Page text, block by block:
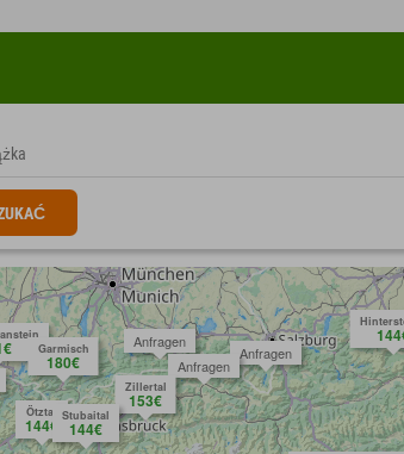
Zillertal
153€
Stubaital
144€
Ötztal
144€
Garmisch
180€ Anfragen
Anfragen
Anfragen